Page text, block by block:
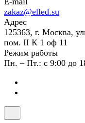
zakaz@elled.su
Адрес
125363, г. Москва,
пом. II К 1 оф 11
Режим работы
Пн. – Пт.: с 9:00 до